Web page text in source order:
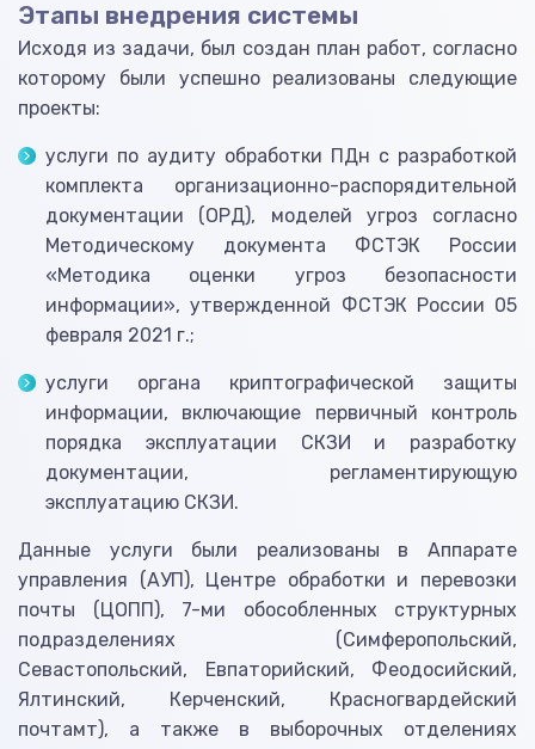
Этапы внедрения системы
Исходя из задачи, был создан план работ, согласно
которому были успешно реализованы следующие
проекты:
услуги по аудиту обработки ПДн с разработкой
комплекта организационно-распорядительной
документации (ОРД), моделей угроз согласно
Методическому документа ФСТЭК России
«Методика оценки угроз безопасности
информации», утвержденной ФСТЭК России 05
февраля 2021 г.;
услуги органа криптографической защиты
информации, включающие первичный контроль
порядка эксплуатации СКЗИ и разработку
документации, регламентирующую
эксплуатацию СКЗИ.
Данные услуги были реализованы в Аппарате
управления (АУП), Центре обработки и перевозки
почты (ЦОПП), 7-ми обособленных структурных
подразделениях (Симферопольский,
Севастопольский, Евпаторийский, Феодосийский,
Ялтинский, Керченский, Красногвардейский
почтамт), а также в выборочных отделениях